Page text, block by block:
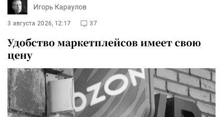
Игорь Караулов
3 августа 2026, 12:17 37
Удобство маркетплейсов имеет свою
цену